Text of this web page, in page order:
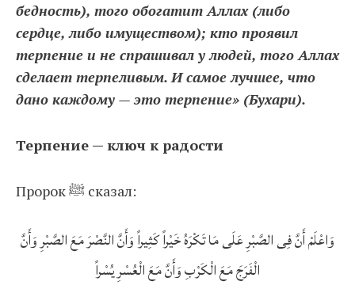
бедность), того обогатит Аллах (либо
сердце, либо имуществом); кто проявил
терпение и не спрашивал у людей, того Аллах
сделает терпеливым. И самое лучшее, что
дано каждому — это терпение» (Бухари).
Терпение — ключ к радости
Пророк ﷺ сказал:
وَاعْلَمْ أَنَّ فِى الصَّبْرِ عَلَى مَا تَكْرَهُ خَيْراً كَثِيراً وَأَنَّ النَّصْرَ مَعَ الصَّبْرِ وَأَنَّ
الْفَرَجَ مَعَ الْكَرْبِ وَأَنَّ مَعَ الْعُسْرِ يُسْراً